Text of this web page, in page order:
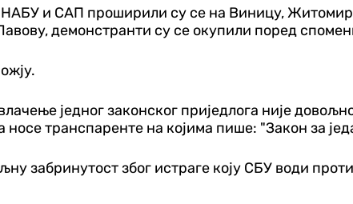
НАБУ и САП проширили су се на Виницу,
демонстранти су се окупили поред
једног законског приједлога није
транспаренте на којима пише: "Закон за
забринутост због истраге коју СБУ води